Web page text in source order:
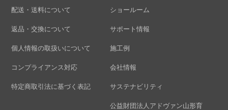
配送・送料について
返品・交換について
個人情報の取扱いについて
コンプライアンス対応
特定商取引法に基づく表記
ショールーム
サポート情報
施工例
会社情報
サステナビリティ
公益財団法人アドヴァン山形育